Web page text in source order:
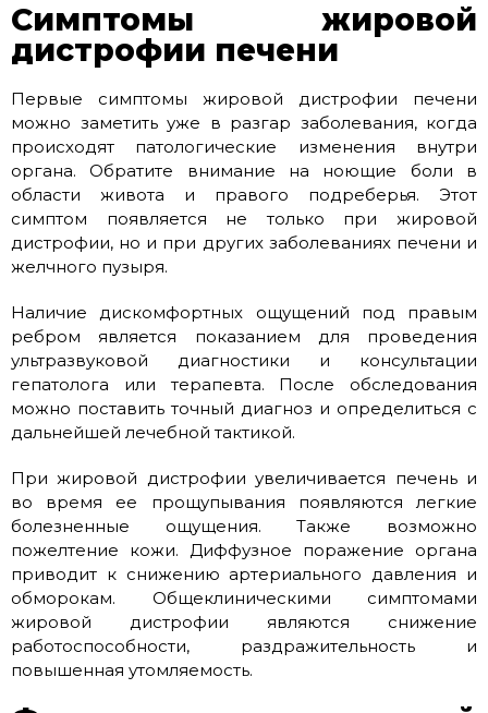
Симптомы жировой
дистрофии печени
Первые симптомы жировой дистрофии печени
можно заметить уже в разгар заболевания, когда
происходят патологические изменения внутри
органа. Обратите внимание на ноющие боли в
области живота и правого подреберья. Этот
симптом появляется не только при жировой
дистрофии, но и при других заболеваниях печени и
желчного пузыря.
Наличие дискомфортных ощущений под правым
ребром является показанием для проведения
ультразвуковой диагностики и консультации
гепатолога или терапевта. После обследования
можно поставить точный диагноз и определиться с
дальнейшей лечебной тактикой.
При жировой дистрофии увеличивается печень и
во время ее прощупывания появляются легкие
болезненные ощущения. Также возможно
пожелтение кожи. Диффузное поражение органа
приводит к снижению артериального давления и
обморокам. Общеклиническими симптомами
жировой дистрофии являются снижение
работоспособности, раздражительность и
повышенная утомляемость.